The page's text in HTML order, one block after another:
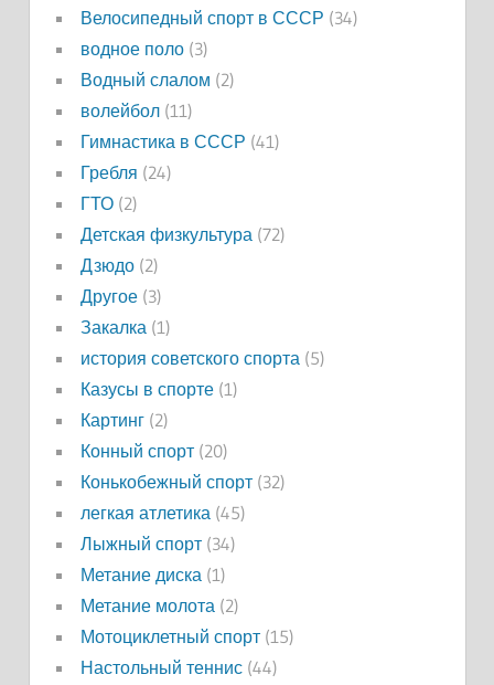
Велосипедный спорт в СССР (34)
водное поло(3)
Водный слалом (2)
волейбол(11)
Гимнастика в СССР (41)
Гребля (24)
ГТО(2)
Детская физкультура(72)
Дзюдо(2)
Другое(3)
Закалка(1)
история советского спорта(5)
Казусы в спорте(1)
Картинг(2)
Конный спорт(20)
Конькобежный спорт(32)
легкая атлетика(45)
Лыжный спорт(34)
Метание диска(1)
Метание молота(2)
Мотоциклетный спорт(15)
Настольный теннис(44)